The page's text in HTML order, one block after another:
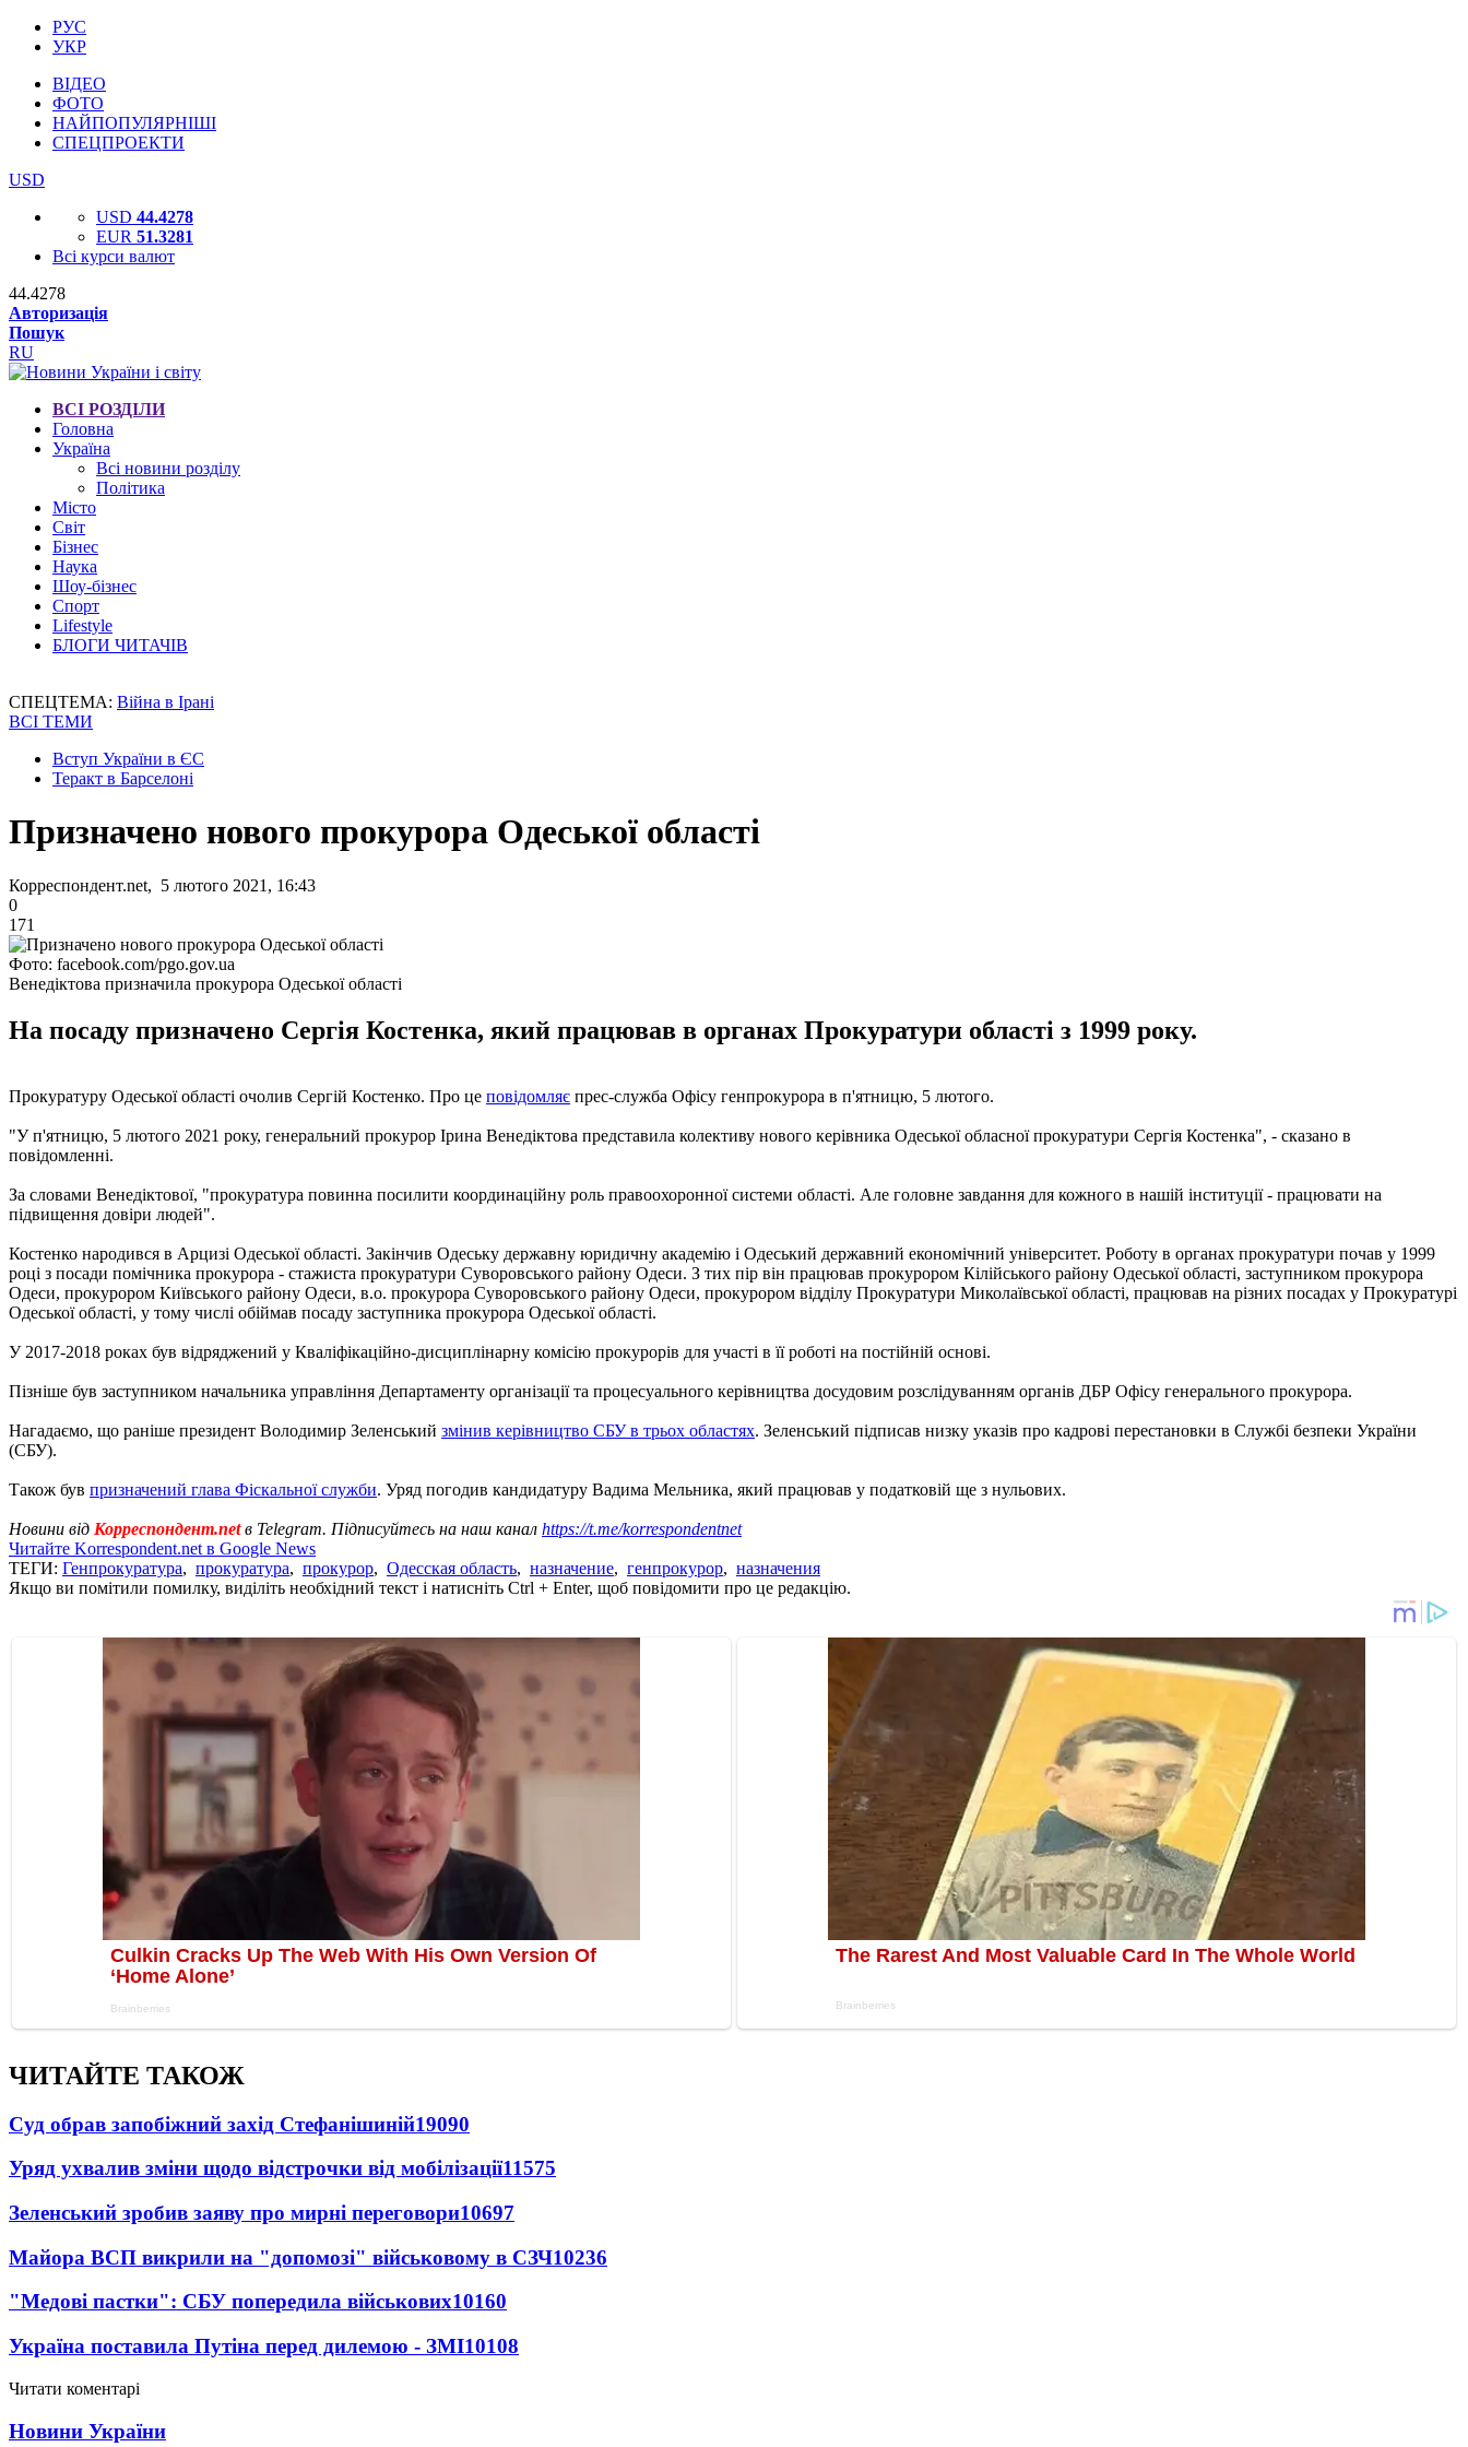
РУС
УКР
ВІДЕО
ФОТО
НАЙПОПУЛЯРНІШІ
СПЕЦПРОЕКТИ
USD
USD 44.4278
EUR 51.3281
Всі курси валют
44.4278
Авторизація
Пошук
RU
ВСІ РОЗДІЛИ
Головна
Україна
Всі новини розділу
Політика
Місто
Світ
Бізнес
Наука
Шоу-бізнес
Спорт
Lifestyle
БЛОГИ ЧИТАЧІВ
СПЕЦТЕМА: Війна в Ірані
ВСІ ТЕМИ
Вступ України в ЄС
Теракт в Барселоні
Призначено нового прокурора Одеської області
Корреспондент.net, 5 лютого 2021, 16:43
0
171
Фото: facebook.com/pgo.gov.ua
Венедіктова призначила прокурора Одеської області
На посаду призначено Сергія Костенка, який працював в органах Прокуратури області з 1999 року.
Прокуратуру Одеської області очолив Сергій Костенко. Про це повідомляє прес-служба Офісу генпрокурора в п'ятницю, 5 лютого.
"У п'ятницю, 5 лютого 2021 року, генеральний прокурор Ірина Венедіктова представила колективу нового керівника Одеської обласної прокуратури Сергія Костенка", - сказано в
повідомленні.
За словами Венедіктової, "прокуратура повинна посилити координаційну роль правоохоронної системи області. Але головне завдання для кожного в нашій інституції - працювати на
підвищення довіри людей".
Костенко народився в Арцизі Одеської області. Закінчив Одеську державну юридичну академію і Одеський державний економічний університет. Роботу в органах прокуратури почав у 1999
році з посади помічника прокурора - стажиста прокуратури Суворовського району Одеси. З тих пір він працював прокурором Кілійського району Одеської області, заступником прокурора
Одеси, прокурором Київського району Одеси, в.о. прокурора Суворовського району Одеси, прокурором відділу Прокуратури Миколаївської області, працював на різних посадах у Прокуратурі
Одеської області, у тому числі обіймав посаду заступника прокурора Одеської області.
У 2017-2018 роках був відряджений у Кваліфікаційно-дисциплінарну комісію прокурорів для участі в її роботі на постійній основі.
Пізніше був заступником начальника управління Департаменту організації та процесуального керівництва досудовим розслідуванням органів ДБР Офісу генерального прокурора.
Нагадаємо, що раніше президент Володимир Зеленський змінив керівництво СБУ в трьох областях. Зеленський підписав низку указів про кадрові перестановки в Службі безпеки України
(СБУ).
Також був призначений глава Фіскальної служби. Уряд погодив кандидатуру Вадима Мельника, який працював у податковій ще з нульових.
Новини від Корреспондент.netв Telegram. Підписуйтесь на наш канал https://t.me/korrespondentnet
Читайте Korrespondent.net в Google News
ТЕГИ: Генпрокуратура, прокуратура, прокурор, Одесская область, назначение, генпрокурор, назначения
Якщо ви помітили помилку, виділіть необхідний текст і натисніть Ctrl + Enter, щоб повідомити про це редакцію.
ЧИТАЙТЕ ТАКОЖ
Суд обрав запобіжний захід Стефанішиній19090
Уряд ухвалив зміни щодо відстрочки від мобілізації11575
Зеленський зробив заяву про мирні переговори10697
Майора ВСП викрили на "допомозі" військовому в СЗЧ10236
"Медові пастки": СБУ попередила військових10160
Україна поставила Путіна перед дилемою - ЗМІ10108
Читати коментарі
Новини України